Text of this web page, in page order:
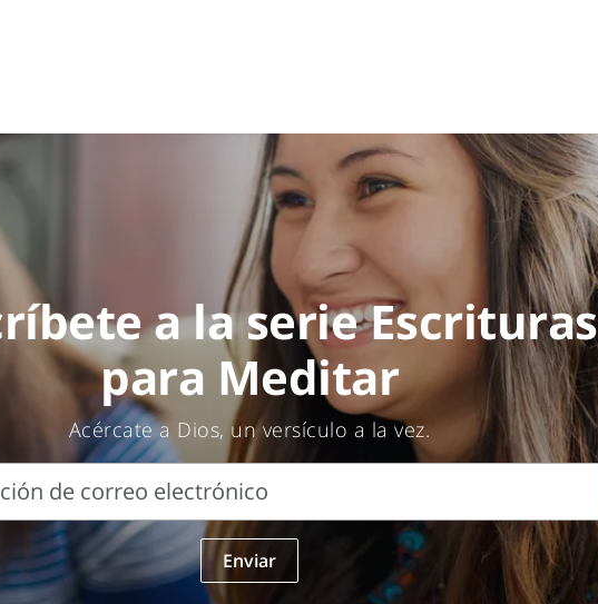
a la serie Escrituras
para Meditar
Acércate a Dios, un versículo a la vez.
de correo electrónico
Enviar